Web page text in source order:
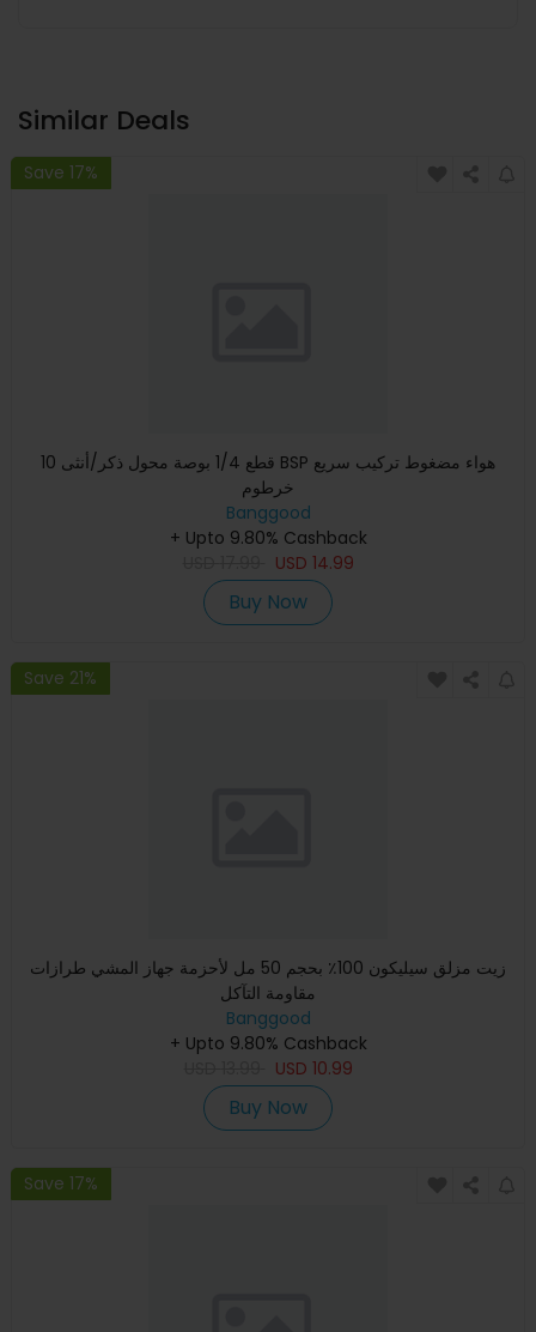
Similar Deals
Save 17%
10 قطع 1/4 بوصة محول ذكر/أنثى BSP هواء مضغوط تركيب سريع
خرطوم
Banggood
+ Upto 9.80% Cashback
USD 14.99
Buy Now
Save 21%
زيت مزلق سيليكون 100٪ بحجم 50 مل لأحزمة جهاز المشي طرازات
مقاومة التآكل
Banggood
+ Upto 9.80% Cashback
USD 10.99
Buy Now
Save 17%